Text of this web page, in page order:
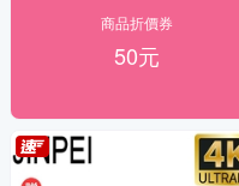
商品折價券
50元